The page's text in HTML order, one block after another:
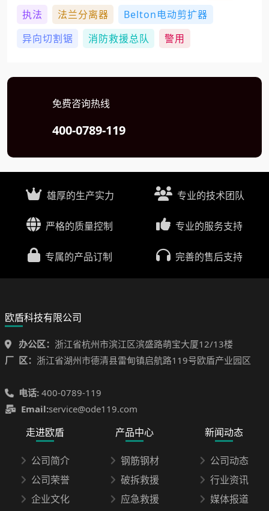
执法
法兰分离器
Belton电动剪扩器
异向切割锯
消防救援总队 警用
免费咨询热线
400-0789-119
雄厚的生产实力 专业的技术团队
严格的质量控制 专业的服务支持
专属的产品订制 完善的售后支持
欧盾科技有限公司
办公区： 浙江省杭州市滨江区滨盛路萌宝大厦12/13楼
厂 区： 浙江省湖州市德清县雷甸镇启航路119号欧盾产业园区
电话: 400-0789-119
Email:service@ode119.com
走进欧盾
公司简介
公司荣誉
企业文化
产品中心
钢筋钢材
破拆救援
应急救援
新闻动态
公司动态
行业资讯
媒体报道